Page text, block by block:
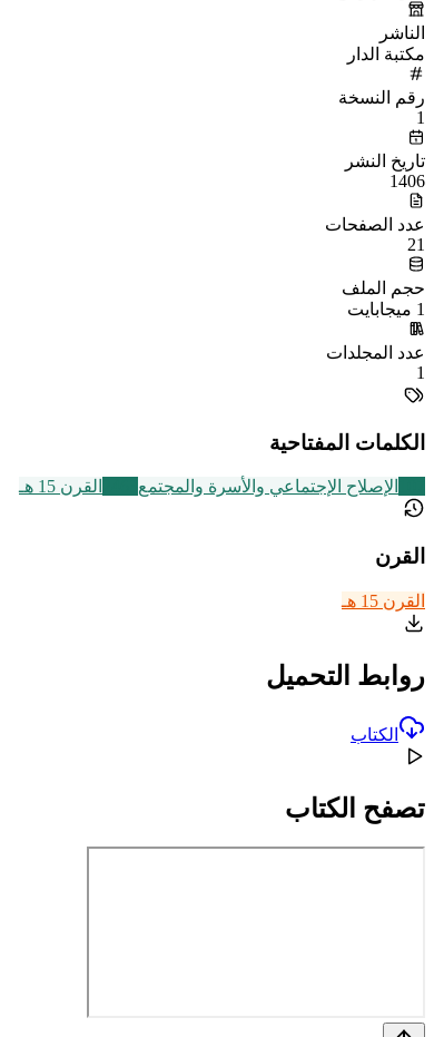
الناشر
مكتبة الدار
رقم النسخة
1
تاريخ النشر
1406
عدد الصفحات
21
حجم الملف
1 ميجابايت
عدد المجلدات
1
الكلمات المفتاحية
الإصلاح الإجتماعي والأسرة والمجتمع القرن 15 هـ
القرن
القرن 15 هـ
روابط التحميل
الكتاب
تصفح الكتاب